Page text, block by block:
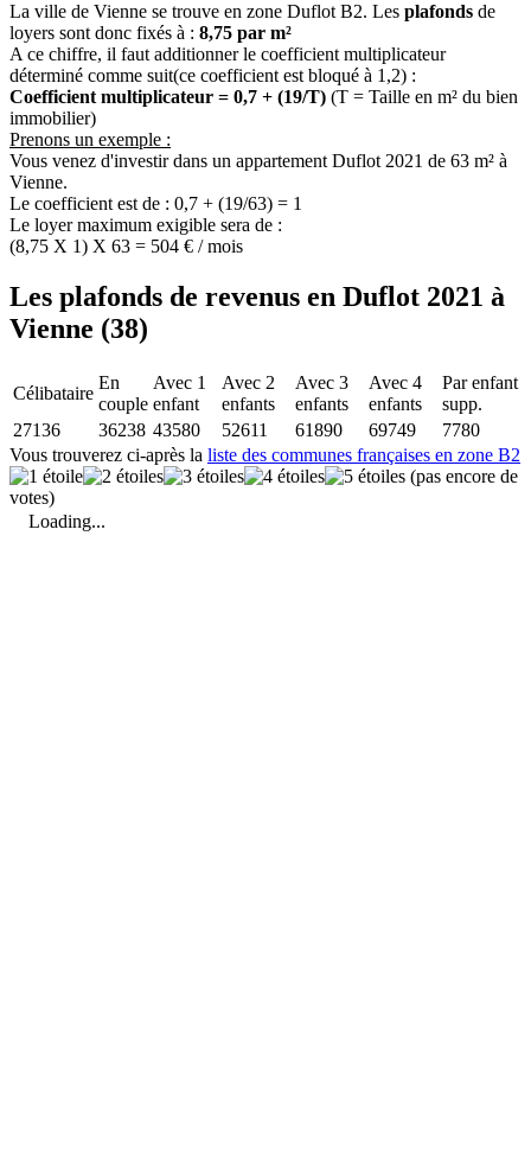
La ville de Vienne se trouve en zone Duflot B2. Les plafonds de
loyers sont donc fixés à : 8,75 par m²
A ce chiffre, il faut additionner le coefficient multiplicateur
déterminé comme suit(ce coefficient est bloqué à 1,2) :
Coefficient multiplicateur = 0,7 + (19/T) (T = Taille en m² du bien
immobilier)
Prenons un exemple :
Vous venez d'investir dans un appartement Duflot 2021 de 63 m² à
Vienne.
Le coefficient est de : 0,7 + (19/63) = 1
Le loyer maximum exigible sera de :
(8,75 X 1) X 63 = 504 € / mois
Les plafonds de revenus en Duflot 2021 à
Vienne (38)
Célibataire
En
couple
Avec 1
enfant
Avec 2
enfants
Avec 3
enfants
Avec 4
enfants
Par enfant
supp.
27136
36238 43580 52611 61890 69749
7780
Vous trouverez ci-après la liste des communes françaises en zone B2
(pas encore de
votes)
Loading...